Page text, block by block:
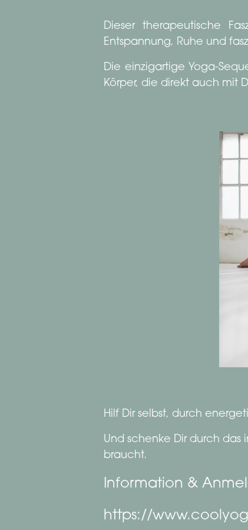
Dieser therapeutische
Entspannung, Ruhe und
Die einzigartige Yoga-
Körper, die direkt auch mit
Hilf Dir selbst, durch
Und schenke Dir durch das
braucht.
Information &
https://